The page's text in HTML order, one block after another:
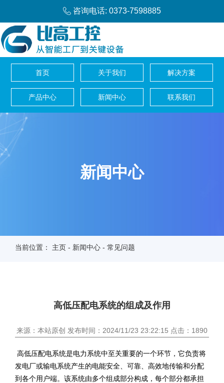
咨询电话: 0373-7598885
首页 关于我们 解决方案
产品中心 新闻中心 联系我们
新闻中心
当前位置： 主页 - 新闻中心 - 常见问题
高低压配电系统的组成及作用
来源：本站原创 发布时间：2024/11/23 23:22:15 点击：1890
高低压配电系统是电力系统中至关重要的一个环节，它负责将
发电厂或输电系统产生的电能安全、可靠、高效地传输和分配
到各个用户端。该系统由多个组成部分构成，每个部分都承担